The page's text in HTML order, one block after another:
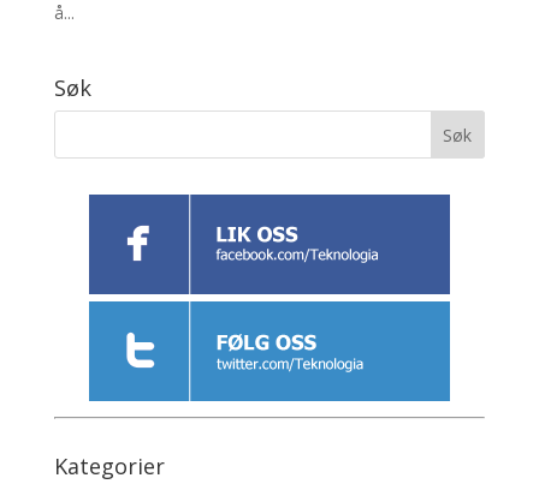
å...
Søk
Kategorier